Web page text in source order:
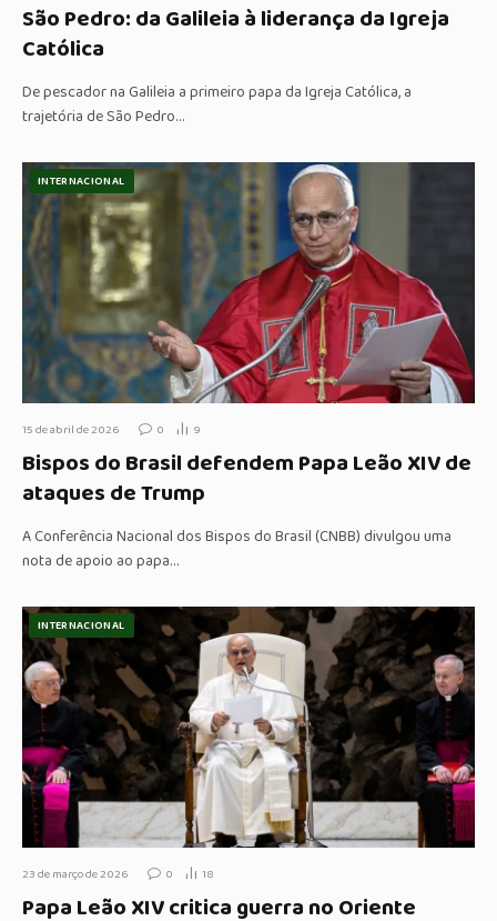
São Pedro: da Galileia à liderança da Igreja
Católica
De pescador na Galileia a primeiro papa da Igreja Católica, a
trajetória de São Pedro…
INTERNACIONAL
15 de abril de 2026 0 9
Bispos do Brasil defendem Papa Leão XIV de
ataques de Trump
A Conferência Nacional dos Bispos do Brasil (CNBB) divulgou uma
nota de apoio ao papa…
INTERNACIONAL
23 de março de 2026 0 18
Papa Leão XIV critica guerra no Oriente